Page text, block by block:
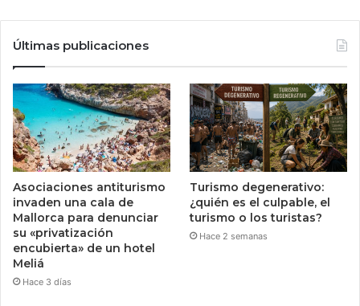
Últimas publicaciones
Asociaciones antiturismo
invaden una cala de
Mallorca para denunciar
su «privatización
encubierta» de un hotel
Meliá
Hace 3 días
Turismo degenerativo:
¿quién es el culpable, el
turismo o los turistas?
Hace 2 semanas